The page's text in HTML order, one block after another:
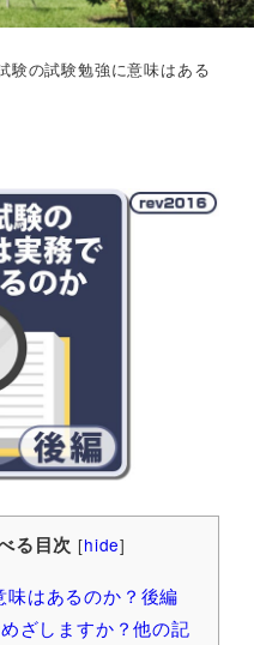
験の試験勉強に意味はある
る目次 [hide]
はあるのか？後編
ざしますか？他の記